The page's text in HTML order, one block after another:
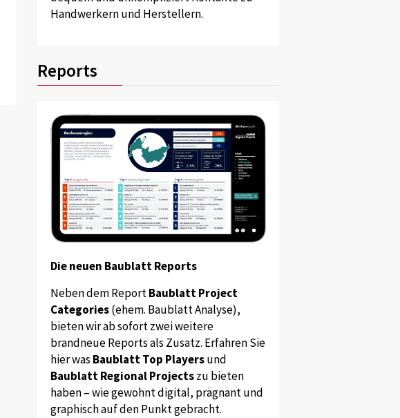
Handwerkern und Herstellern.
Reports
Die neuen Baublatt Reports
Neben dem ReportBaublatt Project
Categories(ehem. Baublatt Analyse),
bieten wir ab sofort zwei weitere
brandneue Reports als Zusatz. Erfahren Sie
hier was Baublatt Top Playersund
Baublatt Regional Projectszu bieten
haben – wie gewohnt digital, prägnant und
graphisch auf den Punkt gebracht.